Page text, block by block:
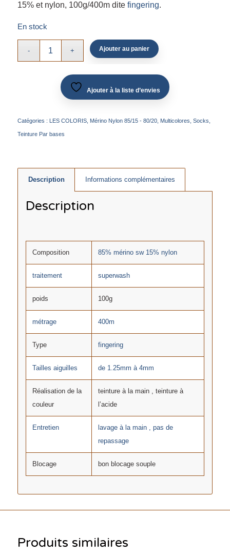
15% et nylon, 100g/400m dite fingering.
En stock
Ajouter au panier
Ajouter à la liste d’envies
Catégories : LES COLORIS, Mérino Nylon 85/15 - 80/20, Multicolores, Socks,
Teinture Par bases
Description Informations complémentaires
Description
Composition 85% mérino sw 15% nylon
traitement superwash
poids 100g
métrage 400m
Type fingering
Tailles aiguilles de 1.25mm à 4mm
Réalisation de la
couleur
teinture à la main , teinture à
l’acide
Entretien
lavage à la main , pas de
repassage
Blocage bon blocage souple
Produits similaires